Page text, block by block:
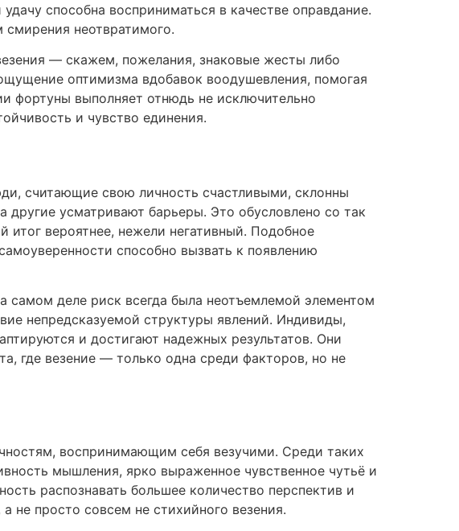
способна восприниматься в качестве оправдание.
смирения неотвратимого.
— скажем, пожелания, знаковые жесты либо
оптимизма вдобавок воодушевления, помогая
фортуны выполняет отнюдь не исключительно
и чувство единения.
считающие свою личность счастливыми, склонны
другие усматривают барьеры. Это обусловлено со так
вероятнее, нежели негативный. Подобное
способно вызвать к появлению
самом деле риск всегда была неотъемлемой элементом
непредсказуемой структуры явлений. Индивиды,
и достигают надежных результатов. Они
где везение — только одна среди факторов, но не
воспринимающим себя везучими. Среди таких
мышления, ярко выраженное чувственное чутьё и
распознавать большее количество перспектив и
не просто совсем не стихийного везения.